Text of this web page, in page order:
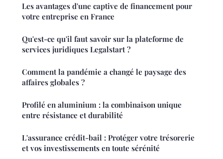
Les avantages d'une captive de financement pour
votre entreprise en France
Qu'est-ce qu'il faut savoir sur la plateforme de
services juridiques Legalstart ?
Comment la pandémie a changé le paysage des
affaires globales ?
Profilé en aluminium : la combinaison unique
entre résistance et durabilité
L'assurance crédit-bail : Protéger votre trésorerie
et vos investissements en toute sérénité